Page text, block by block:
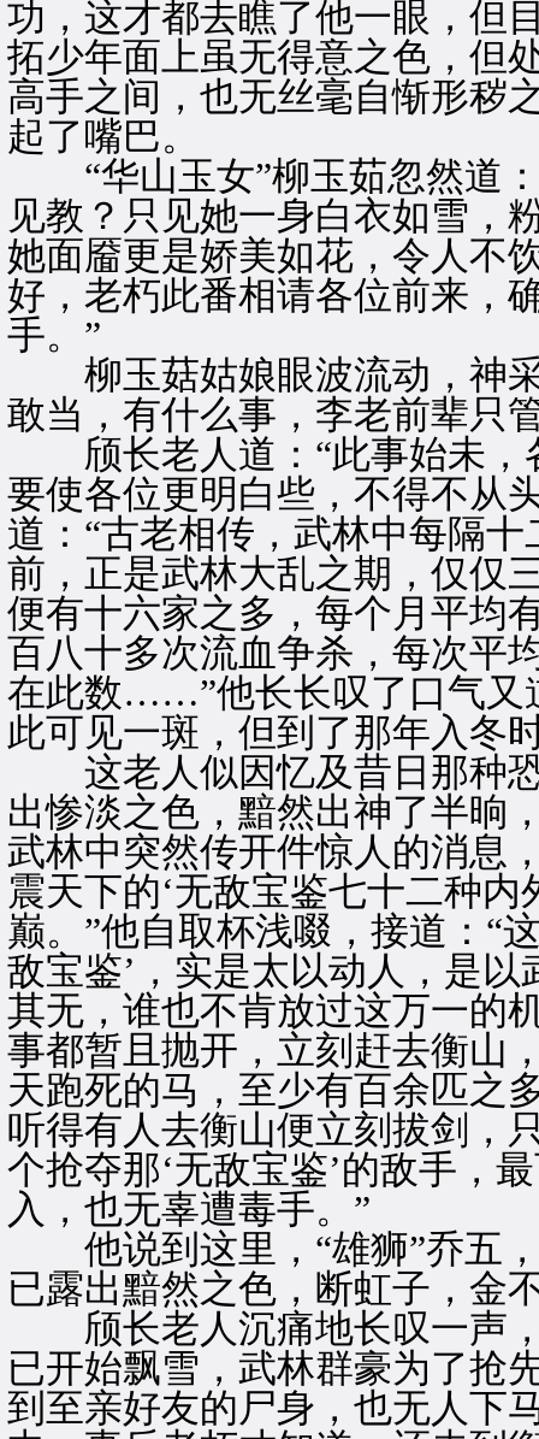
功，这才都去瞧了他一眼，但
拓少年面上虽无得意之色，但
高手之间，也无丝毫自惭形秽
起了嘴巴。
“华山玉女”柳玉茹忽然道：
见教？只见她一身白衣如雪，
她面靥更是娇美如花，令人不
好，老朽此番相请各位前来，
手。”
柳玉菇姑娘眼波流动，神采
敢当，有什么事，李老前辈只
颀长老人道：“此事始未，
要使各位更明白些，不得不
道：“古老相传，武林中每隔
前，正是武林大乱之期，仅仅
便有十六家之多，每个月平均
百八十多次流血争杀，每次平
在此数……”他长长叹了口气又
此可见一斑，但到了那年入冬
这老人似因忆及昔日那种恐
出惨淡之色，黯然出神了半晌
武林中突然传开件惊人的消息
震天下的‘无敌宝鉴七十二种
巅。”他自取杯浅啜，接道：“
敌宝鉴’，实是太以动人，是
其无，谁也不肯放过这万一的
事都暂且抛开，立刻赶去衡山
天跑死的马，至少有百余匹之
听得有人去衡山便立刻拔剑，
个抢夺那‘无敌宝鉴’的敌手，
入，也无辜遭毒手。”
他说到这里，“雄狮”乔五，
已露出黯然之色，断虹子，金
颀长老人沉痛地长叹一声，
已开始飘雪，武林群豪为了抢
到至亲好友的尸身，也无人下